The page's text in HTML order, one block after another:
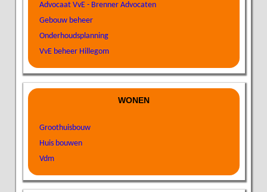
Advocaat VvE - Brenner Advocaten
Gebouw beheer
Onderhoudsplanning
VvE beheer Hillegom
WONEN
Groothuisbouw
Huis bouwen
Vdm